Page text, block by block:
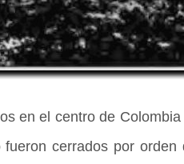
en el centro de
cerrados por